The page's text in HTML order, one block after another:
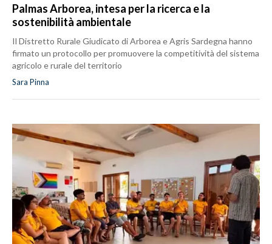
Palmas Arborea, intesa per la ricerca e la
sostenibilità ambientale
Il Distretto Rurale Giudicato di Arborea e Agris Sardegna hanno
firmato un protocollo per promuovere la competitività del sistema
agricolo e rurale del territorio
Sara Pinna